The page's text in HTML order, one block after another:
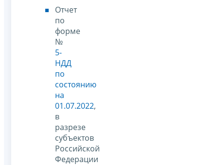
Отчет
по
форме
№
5-
НДД
по
состоянию
на
01.07.2022,
в
разрезе
субъектов
Российской
Федерации